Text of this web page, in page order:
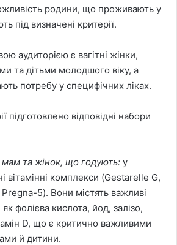
родини, що проживають у
під визначені критерії.
аудиторією є вагітні жінки,
та дітьми молодшого віку, а
потребу у специфічних ліках.
підготовлено відповідні набори
мам та жінок, що годують: у
вітамінні комплекси (Gestarelle G,
5). Вони містять важливі
фолієва кислота, йод, залізо,
D, що є критично важливими
й дитини.